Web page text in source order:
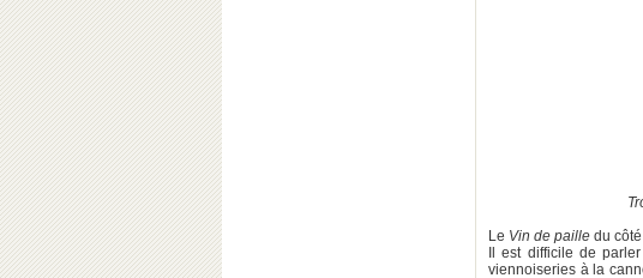
Le Vin de paille du
Il est difficile de
viennoiseries à la